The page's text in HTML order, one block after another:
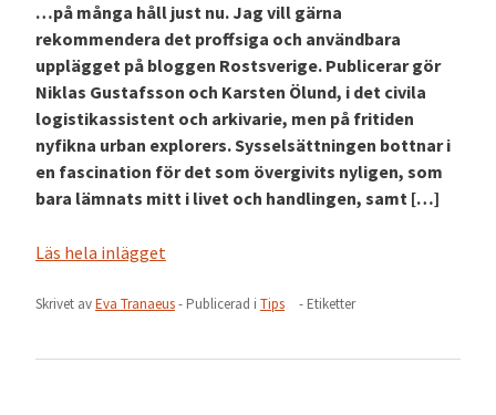
…på många håll just nu. Jag vill gärna
rekommendera det proffsiga och användbara
upplägget på bloggen Rostsverige. Publicerar gör
Niklas Gustafsson och Karsten Ölund, i det civila
logistikassistent och arkivarie, men på fritiden
nyfikna urban explorers. Sysselsättningen bottnar i
en fascination för det som övergivits nyligen, som
bara lämnats mitt i livet och handlingen, samt […]
Läs hela inlägget
Skrivet avEva Tranaeus- Publicerad i Tips - Etiketter